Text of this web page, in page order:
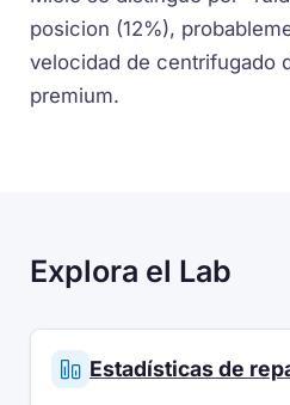
posicion (12%),
velocidad de centrifugado
premium.
Explora el Lab
Estadísticas de